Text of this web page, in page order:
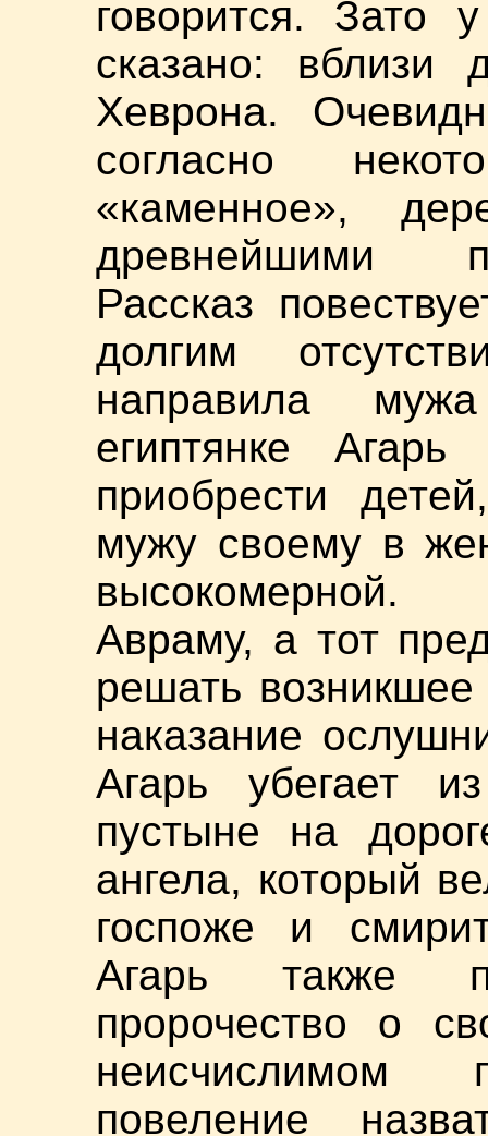
говорится. Зато
сказано: вблизи
Хеврона.
согласно
«каменное»,
древнейшими
Рассказ
долгим
направила
египтянке
приобрести
мужу своему в
высокомерной.
Авраму, а тот
решать
наказание
Агарь убегает
пустыне на
ангела, который
госпоже и
Агарь также
пророчество о
повеление